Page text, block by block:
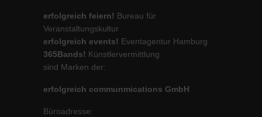
erfolgreich feiern! Bureau für
Veranstaltungskultur
erfolgreich events! Eventagentur Hamburg
365Bands! Künstlervermittlung
sind Marken der:
erfolgreich communmications GmbH
Büroadresse: